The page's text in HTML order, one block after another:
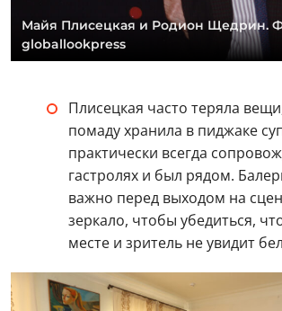
Майя Плисецкая и Родион Щедрин.
globallookpress
Плисецкая часто теряла
помаду хранила в пиджаке
практически всегда
гастролях и был рядом.
важно перед выходом на
зеркало, чтобы убедиться,
месте и зритель не увидит